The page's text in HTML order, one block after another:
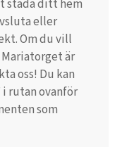
städa ditt hem
eller
Om du vill
är
oss! Du kan
rutan ovanför
som